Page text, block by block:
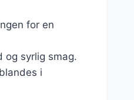
for en
og syrlig smag.
i